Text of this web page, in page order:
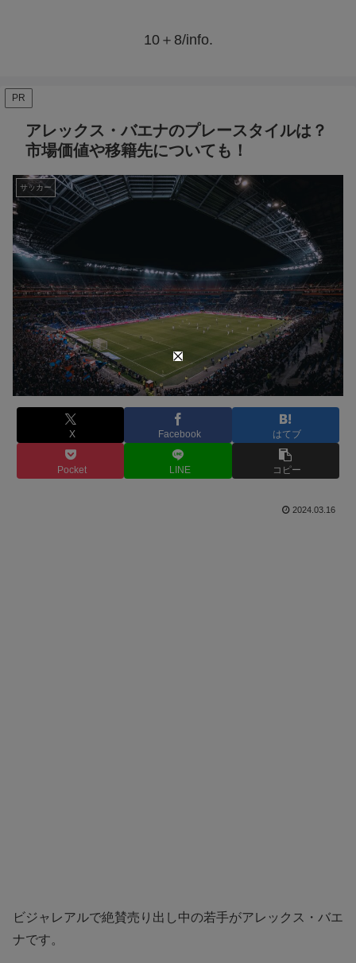
10＋8/info.
PR
アレックス・バエナのプレースタイルは？
市場価値や移籍先についても！
サッカー
X Facebook はてブ
Pocket LINE コピー
2024.03.16
ビジャレアルで絶賛売り出し中の若手がアレックス・バエ
ナです。